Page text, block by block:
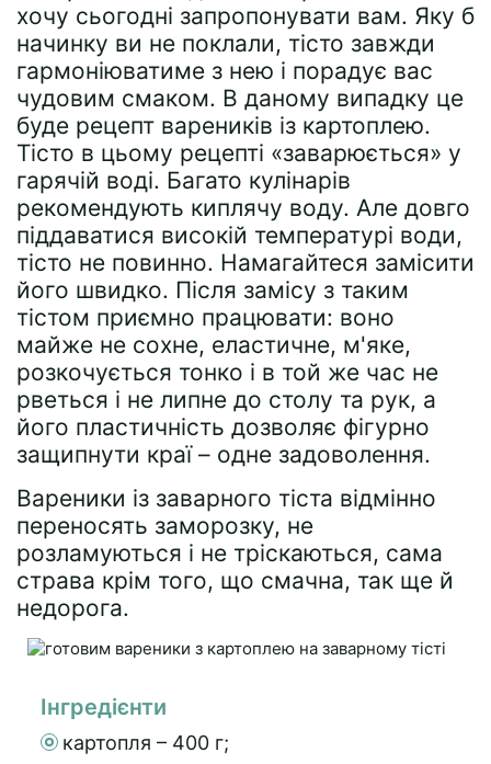
хочу сьогодні запропонувати вам. Яку б
начинку ви не поклали, тісто завжди
гармоніюватиме з нею і порадує вас
чудовим смаком. В даному випадку це
буде рецепт вареників із картоплею.
Тісто в цьому рецепті «заварюється» у
гарячій воді. Багато кулінарів
рекомендують киплячу воду. Але довго
піддаватися високій температурі води,
тісто не повинно. Намагайтеся замісити
його швидко. Після замісу з таким
тістом приємно працювати: воно
майже не сохне, еластичне, м'яке,
розкочується тонко і в той же час не
рветься і не липне до столу та рук, а
його пластичність дозволяє фігурно
защипнути краї – одне задоволення.
Вареники із заварного тіста відмінно
переносять заморозку, не
розламуються і не тріскаються, сама
страва крім того, що смачна, так ще й
недорога.
Інгредієнти
картопля – 400 г;